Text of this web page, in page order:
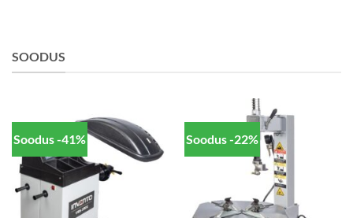
SOODUS
Soodus -41% Soodus -22%